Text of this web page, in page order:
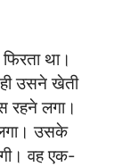
था।
उसने खेती
रहने लगा।
उसके
वह एक-